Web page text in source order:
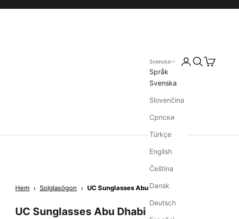
Svenska
Språk
Svenska
Slovenčina
Српски
Türkçe
English
Čeština
Dansk
Deutsch
Hem › Solglasögon › UC Sunglasses Abu Dhabi
UC Sunglasses Abu Dhabi